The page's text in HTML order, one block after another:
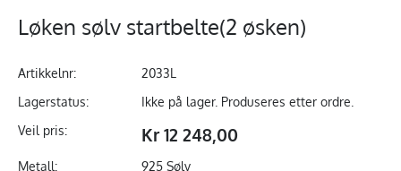
Løken sølv startbelte(2 øsken)
Artikkelnr:
2033L
Lagerstatus:
Ikke på lager. Produseres etter ordre.
Veil pris:
Kr 12 248,00
Metall:
925 Sølv